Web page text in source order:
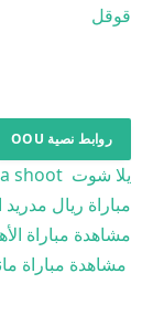
قوقل
روابط نصية OOU
يلا شوت shoot
مباراة ريال مدريد
مشاهدة مباراة
مشاهدة مباراة